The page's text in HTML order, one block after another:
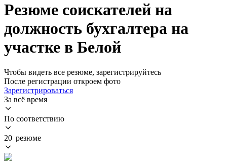
Резюме соискателей на
должность бухгалтера на
участке в Белой
Чтобы видеть все резюме, зарегистрируйтесь
После регистрации откроем фото
Зарегистрироваться
За всё время
По соответствию
20 резюме